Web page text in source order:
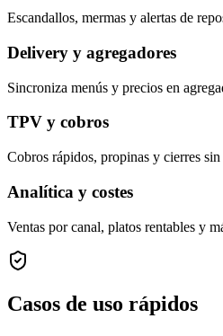
Escandallos, mermas y alertas de
Delivery y agregadores
Sincroniza menús y precios en
TPV y cobros
Cobros rápidos, propinas y cierres sin
Analítica y costes
Ventas por canal, platos rentables y
Casos de uso rápidos